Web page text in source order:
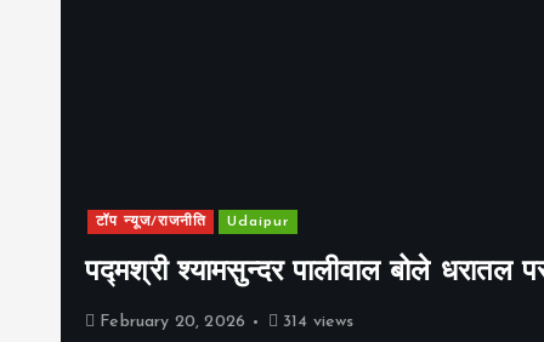
टॉप न्यूज/राजनीति Udaipur
पद्मश्री श्यामसुन्दर पालीवाल बोले धरातल
February 20, 2026 314 views